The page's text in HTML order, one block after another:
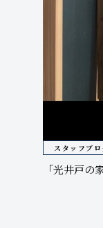
スタッフブロ
「光井戸の